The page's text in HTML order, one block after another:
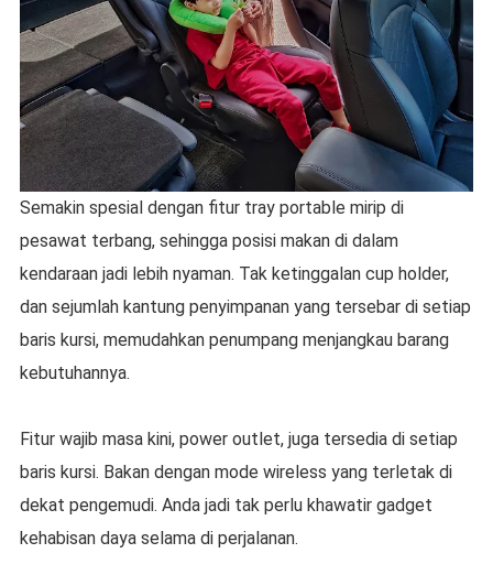
Semakin spesial dengan fitur tray portable mirip di
pesawat terbang, sehingga posisi makan di dalam
kendaraan jadi lebih nyaman. Tak ketinggalan cup holder,
dan sejumlah kantung penyimpanan yang tersebar di setiap
baris kursi, memudahkan penumpang menjangkau barang
kebutuhannya.
Fitur wajib masa kini, power outlet, juga tersedia di setiap
baris kursi. Bakan dengan mode wireless yang terletak di
dekat pengemudi. Anda jadi tak perlu khawatir gadget
kehabisan daya selama di perjalanan.